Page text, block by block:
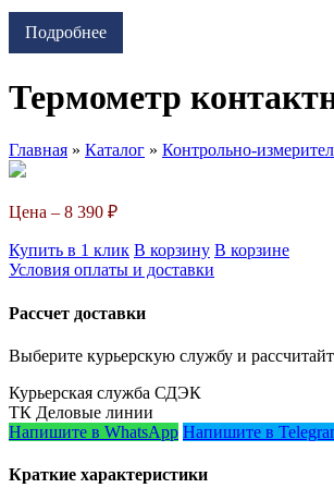
Подробнее
Термометр
Главная » Каталог » Контрольно-
Цена – 8 390 ₽
Купить в 1 клик В корзину В корзине
Условия оплаты и доставки
Рассчет доставки
Выберите курьерскую службу и
Курьерская служба СДЭК
ТК Деловые линии
Напишите в WhatsApp Напишите в
Краткие характеристики